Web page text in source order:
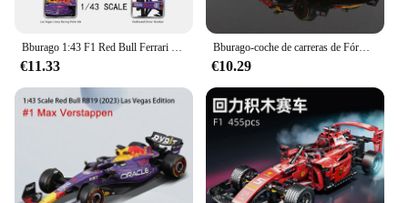
Bburago 1:43 F1 Red Bull Ferrari Mercedes Benz Aston Martin McLaren Alfa Romeo coche de aleación de lujo fundido a presión modelo de coche serie de Juguetes
€11.33
Bburago-coche de carreras de Fórmula 1:43 2023 RB19 #1 #11 Red Bull F1, simulación estática, aleación fundida a presión
€10.29